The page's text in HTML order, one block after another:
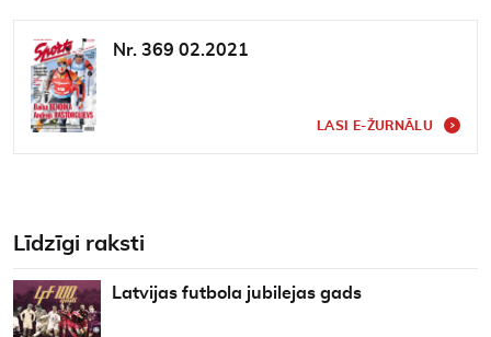
Nr. 369 02.2021
LASI E-ŽURNĀLU
Līdzīgi raksti
Latvijas futbola jubilejas gads